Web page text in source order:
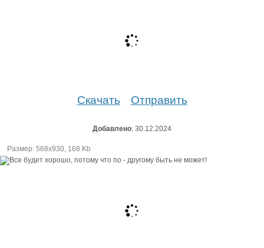
Скачать Отправить
Добавлено: 30.12.2024
Размер: 568х930, 168 Kb